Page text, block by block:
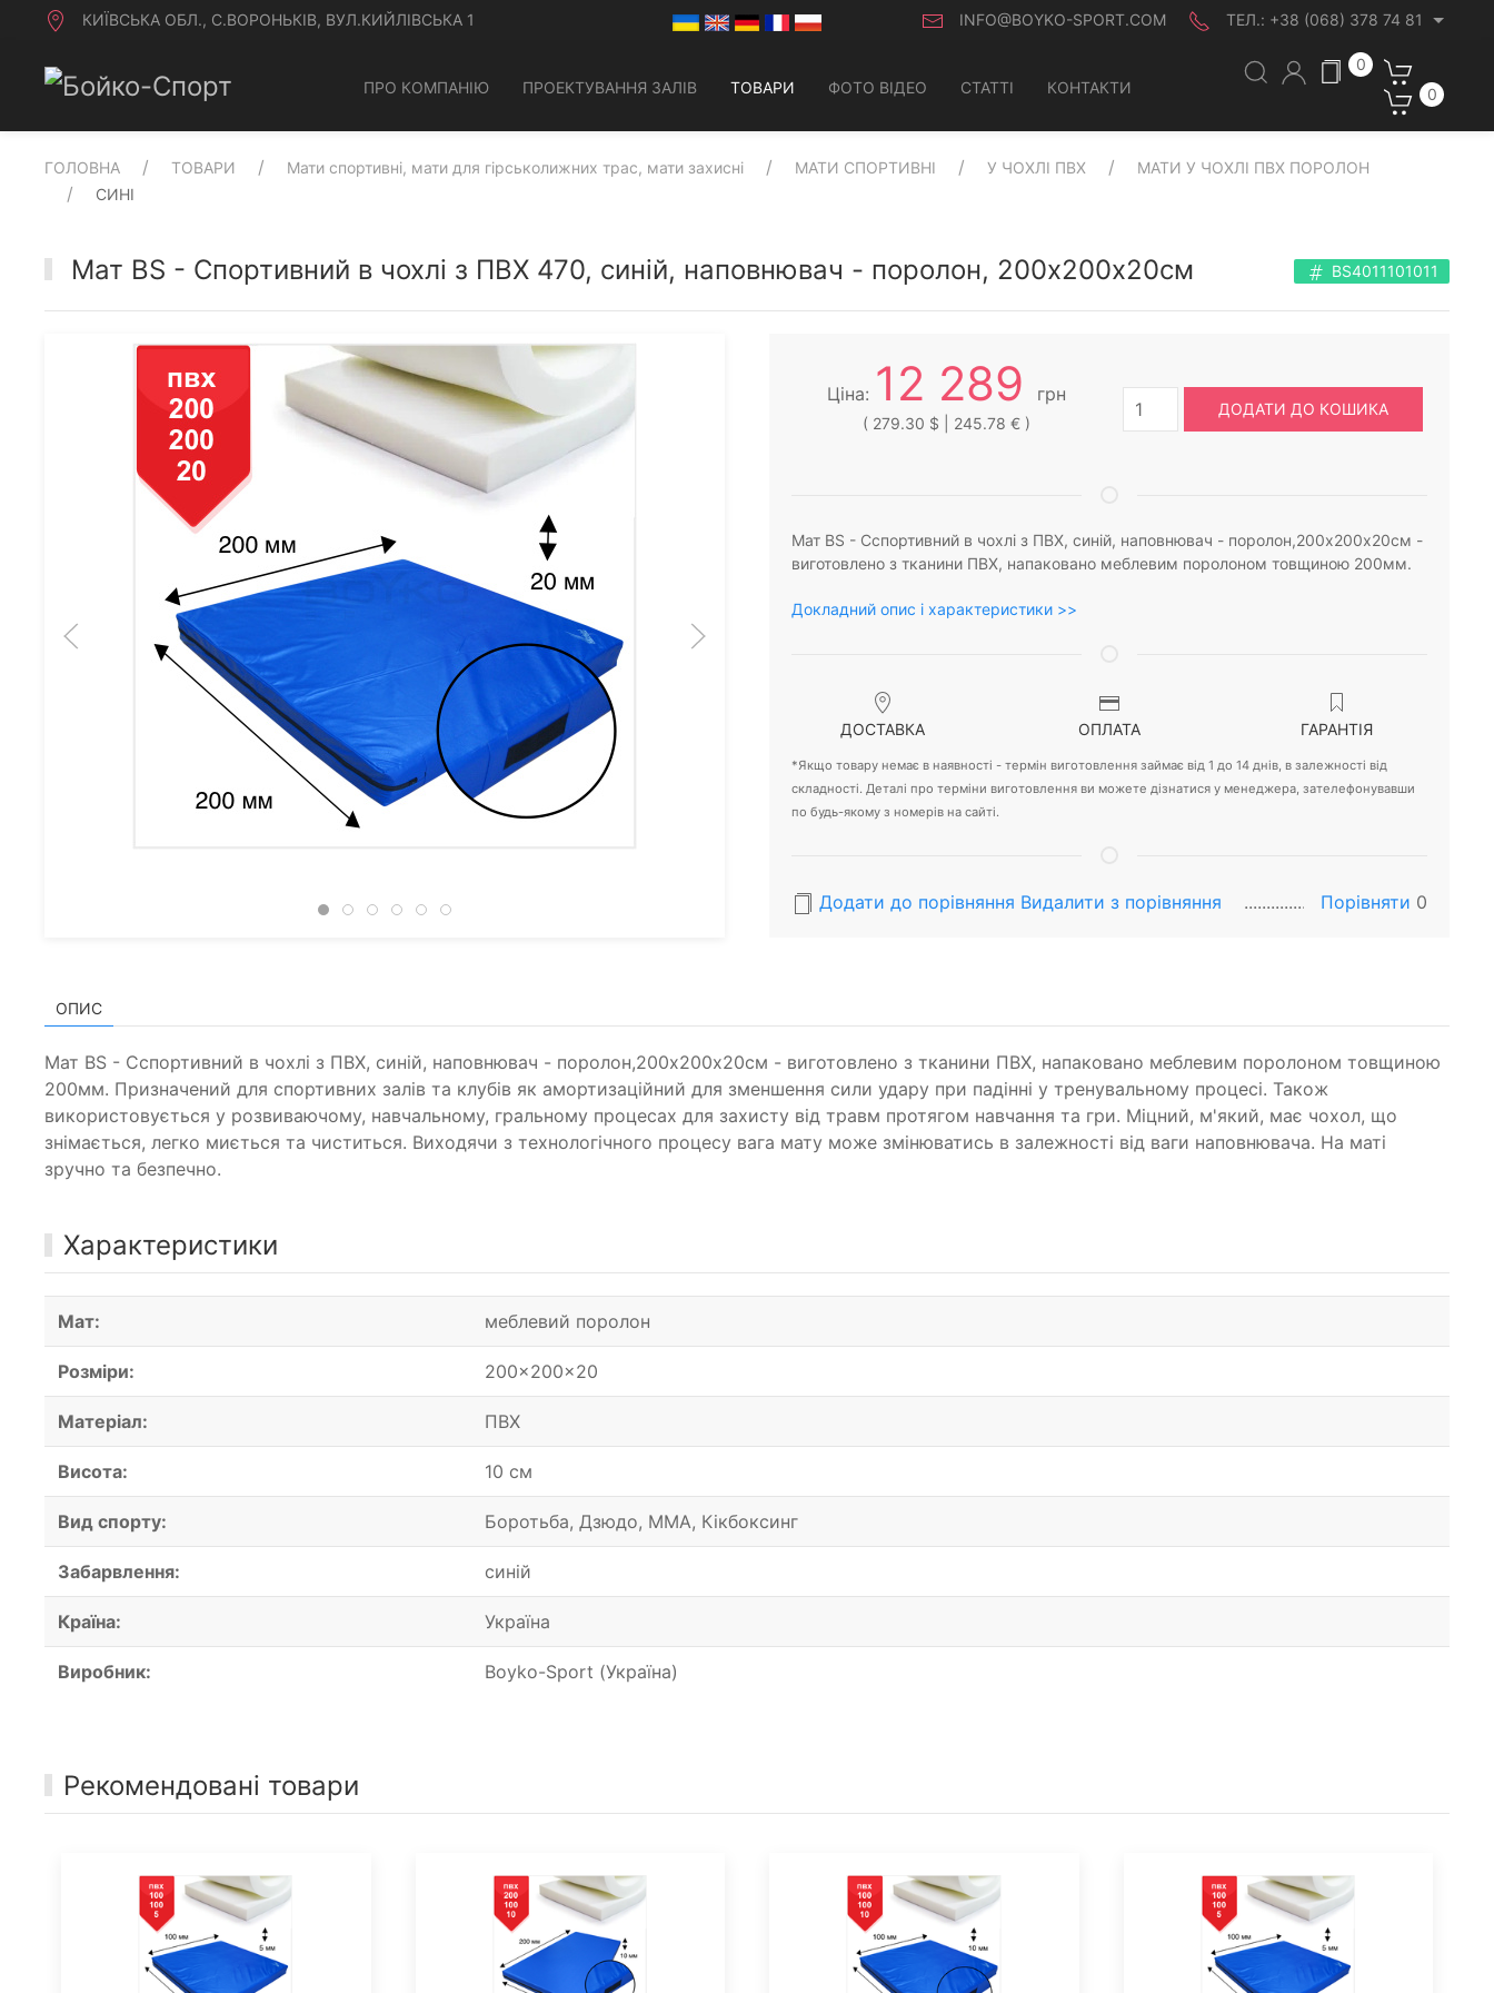
КИЇВСЬКА ОБЛ., С.ВОРОНЬКІВ, ВУЛ.КИЙЛІВСЬКА 1 INFO@BOYKO-SPORT.COM ТЕЛ.: +38 (068) 378 74 81
ПРО КОМПАНІЮ ПРОЕКТУВАННЯ ЗАЛІВ ТОВАРИ ФОТО ВІДЕО СТАТТІ КОНТАКТИ
0
0
ГОЛОВНА ТОВАРИ Мати спортивні, мати для гірськолижних трас, мати захисні МАТИ СПОРТИВНІ У ЧОХЛІ ПВХ
МАТИ У ЧОХЛІ ПВХ ПОРОЛОН
СИНІ
Мат BS - Cпортивний в чохлі з ПВХ 470, синій, наповнювач - поролон, 200х200х20см BS4011101011
Ціна: 12 289 грн
( 279.30 $ | 245.78 € )
ДОДАТИ ДО КОШИКА
Мат BS - Cспортивний в чохлі з ПВХ, синій, наповнювач - поролон,200х200х20см -
виготовлено з тканини ПВХ, напаковано меблевим поролоном товщиною 200мм.
Докладний опис і характеристики >>
ДОСТАВКА ОПЛАТА ГАРАНТІЯ
*Якщо товару немає в наявності - термін виготовлення займає від 1 до 14 днів, в залежності від
складності. Деталі про терміни виготовлення ви можете дізнатися у менеджера, зателефонувавши
по будь-якому з номерів на сайті.
Додати до порівняння Видалити з порiвняння Порівняти 0
ОПИС
Мат BS - Cспортивний в чохлі з ПВХ, синій, наповнювач - поролон,200х200х20см - виготовлено з тканини ПВХ, напаковано меблевим поролоном товщиною
200мм. Призначений для спортивних залів та клубів як амортизаційний для зменшення сили удару при падінні у тренувальному процесі. Також
використовується у розвиваючому, навчальному, гральному процесах для захисту від травм протягом навчання та гри. Міцний, м'який, має чохол, що
знімається, легко миється та чиститься. Виходячи з технологічного процесу вага мату може змінюватись в залежності від ваги наповнювача. На маті
зручно та безпечно.
Характеристики
Мат: меблевий поролон
Розміри: 200x200x20
Матеріал: ПВХ
Висота: 10 см
Вид спорту: Боротьба, Дзюдо, ММА, Кікбоксинг
Забарвлення: синій
Країна: Україна
Виробник: Boyko-Sport (Україна)
Рекомендовані товари